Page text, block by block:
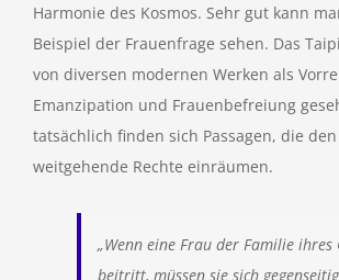
Harmonie des Kosmos. Sehr gut kann
Beispiel der Frauenfrage sehen. Das
von diversen modernen Werken als
Emanzipation und Frauenbefreiung
tatsächlich finden sich Passagen, die
weitgehende Rechte einräumen.
„Wenn eine Frau der Familie ihres
beitritt, müssen sie sich